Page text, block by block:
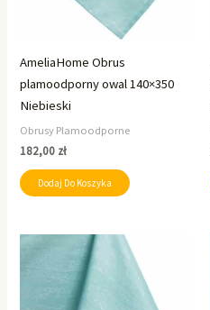
AmeliaHome Obrus
plamoodporny owal 140×350
Niebieski
Obrusy Plamoodporne
182,00 zł
Dodaj Do Koszyka